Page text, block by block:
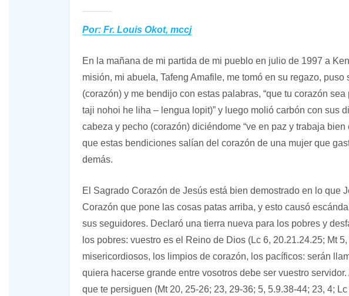
Por: Fr. Louis Okot, mccj
En la mañana de mi partida de mi pueblo en julio de 1997 a
misión, mi abuela, Tafeng Amafile, me tomó en su regazo, puso
(corazón) y me bendijo con estas palabras, “que tu corazón
taji nohoi he liha – lengua lopit)” y luego molió carbón con sus
cabeza y pecho (corazón) diciéndome “ve en paz y trabaja
que estas bendiciones salían del corazón de una mujer que
demás.
El Sagrado Corazón de Jesús está bien demostrado en lo que
Corazón que pone las cosas patas arriba, y esto causó
sus seguidores. Declaró una tierra nueva para los pobres y
los pobres: vuestro es el Reino de Dios (Lc 6, 20.21.24.25; Mt
misericordiosos, los limpios de corazón, los pacíficos: serán
quiera hacerse grande entre vosotros debe ser vuestro
que te persiguen (Mt 20, 25-26; 23, 29-36; 5, 5.9.38-44; 23, 4;